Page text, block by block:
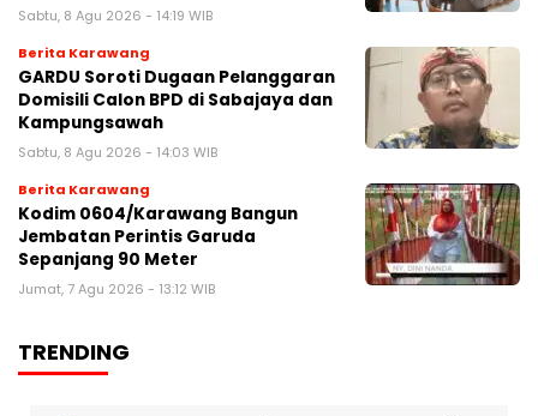
Sabtu, 8 Agu 2026 - 14:19 WIB
Berita Karawang
GARDU Soroti Dugaan Pelanggaran
Domisili Calon BPD di Sabajaya dan
Kampungsawah
Sabtu, 8 Agu 2026 - 14:03 WIB
Berita Karawang
Kodim 0604/Karawang Bangun
Jembatan Perintis Garuda
Sepanjang 90 Meter
Jumat, 7 Agu 2026 - 13:12 WIB
TRENDING